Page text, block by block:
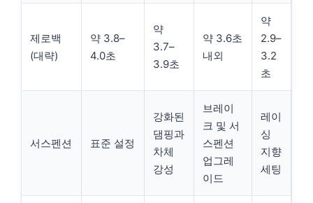
제로백
(대략)
약 3.8–
4.0초
약
3.7–
3.9초
약 3.6초
내외
약
2.9–
3.2
초
서스펜션 표준 설정
강화된
댐핑과
차체
강성
브레이
크 및 서
스펜션
업그레
이드
레이
싱
지향
세팅